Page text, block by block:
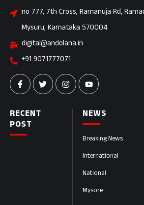
NEWS
Breaking News
International
National
Mysore
RECENT
POST
no 777, 7th Cross, Ramanuja Rd,
Mysuru, Karnataka 570004
digital@andolana.in
+91 9071777071